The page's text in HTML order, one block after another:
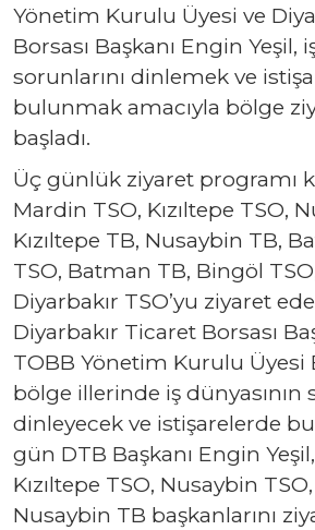
Yönetim Kurulu Üyesi ve
Borsası Başkanı Engin Yeşil,
sorunlarını dinlemek ve
bulunmak amacıyla bölge
başladı.
Üç günlük ziyaret programı
Mardin TSO, Kızıltepe TSO,
Kızıltepe TB, Nusaybin TB,
TSO, Batman TB, Bingöl
Diyarbakır TSO’yu ziyaret
Diyarbakır Ticaret Borsası
TOBB Yönetim Kurulu Üyesi
bölge illerinde iş dünyasının
dinleyecek ve istişarelerde
gün DTB Başkanı Engin
Kızıltepe TSO, Nusaybin TSO,
Nusaybin TB başkanlarını